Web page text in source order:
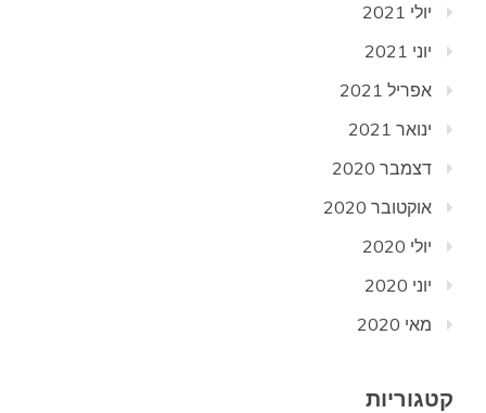
יולי 2021
יוני 2021
אפריל 2021
ינואר 2021
דצמבר 2020
אוקטובר 2020
יולי 2020
יוני 2020
מאי 2020
קטגוריות